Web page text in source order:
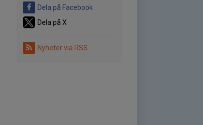
Dela på Facebook
Dela på X
Nyheter via RSS